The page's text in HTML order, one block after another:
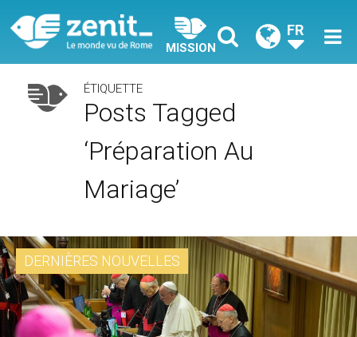
MISSION
FR
ÉTIQUETTE
Posts Tagged
‘préparation Au
Mariage’
DERNIÈRES NOUVELLES